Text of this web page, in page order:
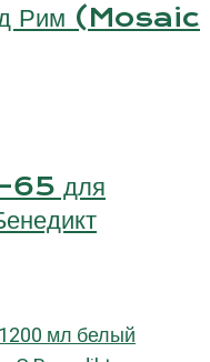
Рим (Mosaic
65 для